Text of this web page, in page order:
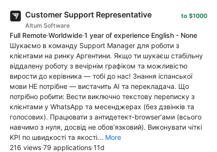
Customer Support Representative
Altum Software
to $1000
Full Remote·Worldwide·1 year of experience·English - None
Шукаємо в команду Support Manager для роботи з
клієнтами на ринку Аргентини. Якщо ти шукаєш стабільну
віддалену роботу з вечірнім графіком та можливістю
вирости до керівника — тобі до нас! Знання іспанської
мови НЕ потрібне — вистачить АІ та перекладача. Що
потрібно робити: Вести виключно текстову переписку з
клієнтами у WhatsApp та месенджерах (без дзвінків та
голосових). Працювати з антидетект-browser’ами (всього
навчимо з нуля, досвід не обов’язковий). Виконувати чіткі
KPI по швидкості та якості... More
216 views·79 applications·11d